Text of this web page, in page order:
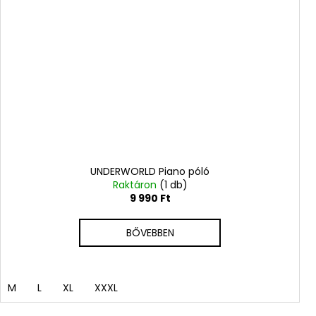
UNDERWORLD Piano póló
Raktáron (1 db)
9 990 Ft
BŐVEBBEN
M L XL XXXL